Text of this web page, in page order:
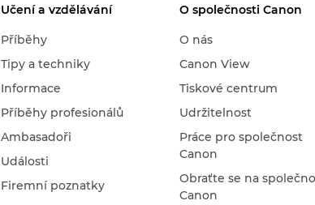
Učení a vzdělávání
Příběhy
Tipy a techniky
Informace
Příběhy profesionálů
Ambasadoři
Události
Firemní poznatky
O společnosti Canon
O nás
Canon View
Tiskové centrum
Udržitelnost
Práce pro společnost
Canon
Obraťte se na
Canon